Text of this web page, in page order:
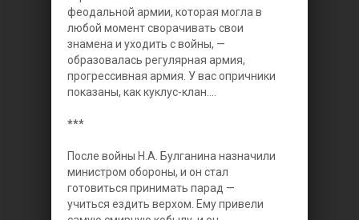
феодальной армии, которая могла в
любой момент сворачивать свои
знамена и уходить с войны, —
образовалась регулярная армия,
прогрессивная армия. У вас опричники
показаны, как куклус-клан....
***
После войны Н.А. Булганина назначили
министром обороны, и он стал
готовиться принимать парад —
учиться ездить верхом. Ему привели